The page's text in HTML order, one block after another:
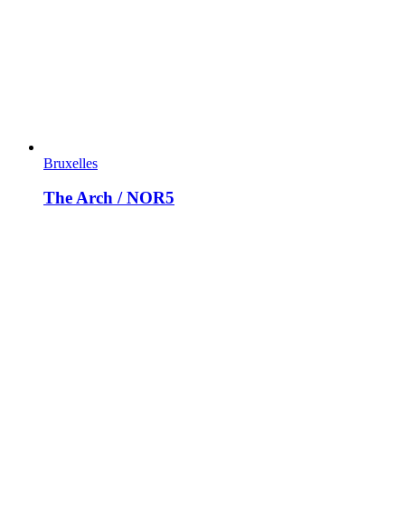
Bruxelles
The Arch / NOR5